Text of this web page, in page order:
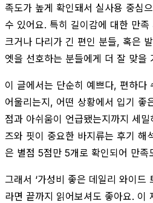
족도가 높게 확인돼서 실사용 중심
수 있어요. 특히 길이감에 대한 만
크거나 다리가 긴 편인 분들, 혹은
엣을 선호하는 분들에게 더 잘 맞을
이 글에서는 단순히 예쁘다, 편하다
어울리는지, 어떤 상황에서 입기 좋
점과 아쉬움이 언급됐는지까지 세
즈와 핏이 중요한 바지류는 후기 해
은 별점 5점만 5개로 확인되어 만족
그래서 ‘가성비 좋은 데일리 와이드
라면 끝까지 읽어보셔도 좋아요. 이